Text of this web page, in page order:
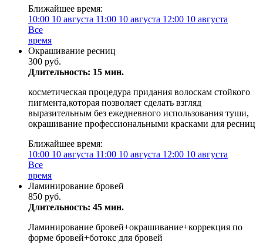
Ближайшее время:
10:00 10 августа 11:00 10 августа 12:00 10 августа
Все
время
Окрашивание ресниц
300 руб.
Длительность: 15 мин.
косметическая процедура придания волоскам стойкого
пигмента,которая позволяет сделать взгляд
выразительным без ежедневного использования туши,
окрашивание профессиональными красками для ресниц
Ближайшее время:
10:00 10 августа 11:00 10 августа 12:00 10 августа
Все
время
Ламинирование бровей
850 руб.
Длительность: 45 мин.
Ламинирование бровей+окрашивание+коррекция по
форме бровей+ботокс для бровей